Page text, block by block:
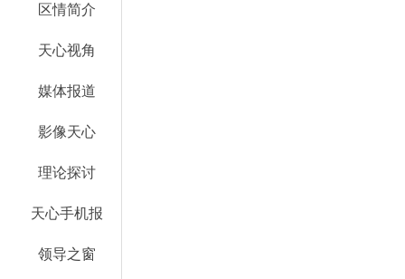
区情简介
天心视角
媒体报道
影像天心
理论探讨
天心手机报
领导之窗